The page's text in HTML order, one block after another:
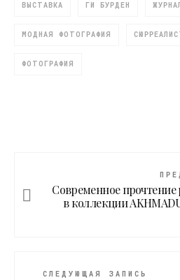
ВЫСТАВКА ГИ БУРДЕН
МОДНАЯ ФОТОГРАФИЯ
ФОТОГРАФИЯ
Современное прочтение
в коллекции
СЛЕДУЮЩАЯ ЗАПИСЬ